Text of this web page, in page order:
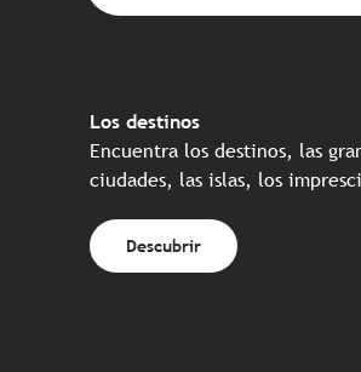
Los destinos
Encuentra los destinos, las
ciudades, las islas, los
Descubrir